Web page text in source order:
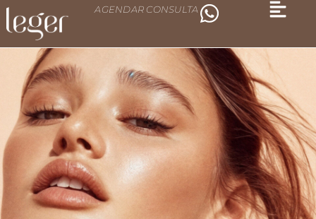
AGENDAR CONSULTA